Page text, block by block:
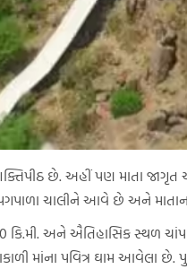
છે. અહીં પણ માતા
ચાલીને આવે છે અને
અને ઐતિહાસિક સ્થળ
માંના પવિત્ર ઘામ આવેલા છે.